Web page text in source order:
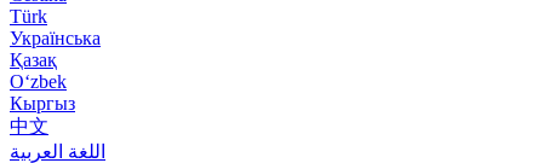
Türk
Українська
Қазақ
Оʻzbek
Кыргыз
中文
اللغة العربية